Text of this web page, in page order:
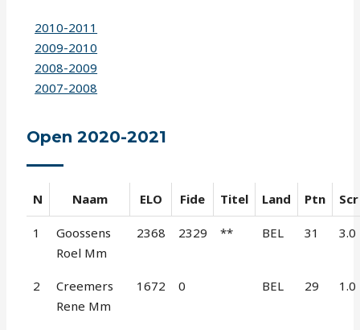
2010-2011
2009-2010
2008-2009
2007-2008
Open 2020-2021
N Naam ELO Fide Titel Land Ptn Scr
1
Goossens
Roel Mm
2368 2329 ** BEL 31 3.0
2
Creemers
Rene Mm
1672 0 BEL 29 1.0